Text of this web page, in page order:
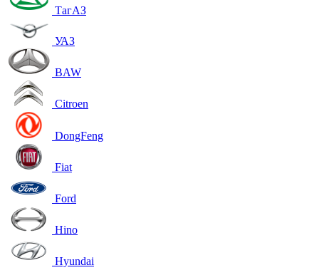
ТагАЗ
УАЗ
BAW
Citroen
DongFeng
Fiat
Ford
Hino
Hyundai